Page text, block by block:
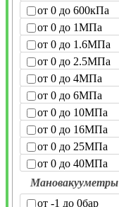
от 0 до 600кПа
от 0 до 1МПа
от 0 до 1.6МПа
от 0 до 2.5МПа
от 0 до 4МПа
от 0 до 6МПа
от 0 до 10МПа
от 0 до 16МПа
от 0 до 25МПа
от 0 до 40МПа
Мановакууметры
от -1 до 0бар